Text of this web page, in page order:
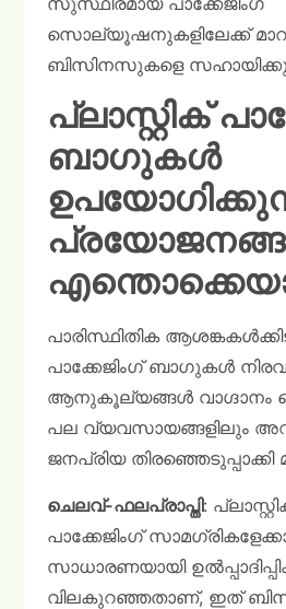
സൊല്യൂഷനുകളിലേക്ക്
ബിസിനസുകളെ
പ്ലാസ്റ്റിക്
ബാഗുകൾ
പാരിസ്ഥിതിക
പാക്കേജിംഗ് ബാഗുകൾ
ആനുകൂല്യങ്ങൾ
പല വ്യവസായങ്ങളിലും
ജനപ്രിയ തിരഞ്ഞെടുപ്പാക്കി
ചെലവ്-ഫലപ്രാപ്തി:
പാക്കേജിംഗ്
സാധാരണയായി
വിലകുറഞ്ഞതാണ്, ഇത്